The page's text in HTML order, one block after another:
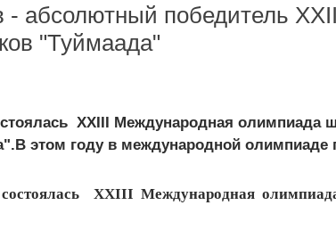
абсолютный победитель
"Туймаада"
XXIII Международная олимпиада
этом году в международной олимпиаде
XXIII Международная